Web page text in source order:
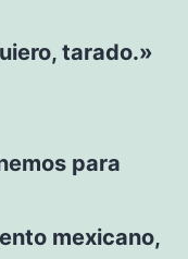
tarado.»
para
mexicano,